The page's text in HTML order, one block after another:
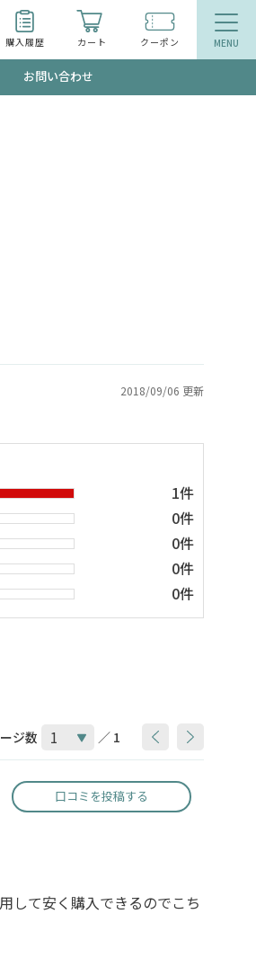
購入履歴 カート クーポン
お問い合わせ
2018/09/06 更新
1件
0件
0件
0件
0件
ジ数 ／ 1
口コミを投稿する
して安く購入できるのでこち